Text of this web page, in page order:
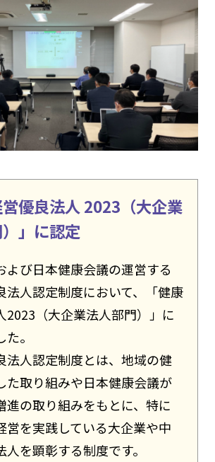
営優良法人 2023（大企業
」に認定
よび日本健康会議の運営する
法人認定制度において、「健康
2023（大企業法人部門）」に
。
法人認定制度とは、地域の健
た取り組みや日本健康会議が
進の取り組みをもとに、特に
営を実践している大企業や中
を顕彰する制度です。